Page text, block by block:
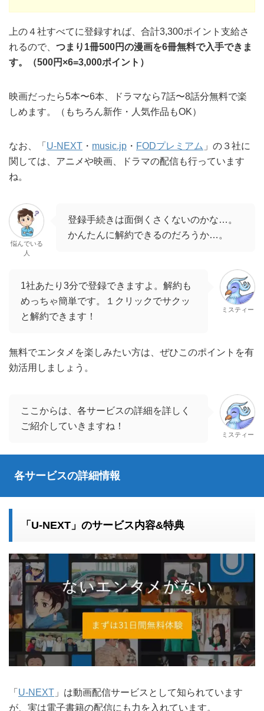
上の４社すべてに登録すれば、合計3,300ポイント支給さ
れるので、 つまり1冊500円の漫画を6冊無料で入手できま
す。（500円×6=3,000ポイント）
映画だったら5本〜6本、ドラマなら7話〜8話分無料で楽
しめます。（もちろん新作・人気作品もOK）
なお、「 U-NEXT ・ music.jp ・ FODプレミアム 」の３社に
関しては、アニメや映画、ドラマの配信も行っています
ね。
悩んでいる
人
登録手続きは面倒くさくないのかな…。
かんたんに解約できるのだろうか…。
1社あたり3分で登録できますよ。解約も
めっちゃ簡単です。１クリックでサクッ
と解約できます！
ミスティー
無料でエンタメを楽しみたい方は、ぜひこのポイントを有
効活用しましょう。
ここからは、各サービスの詳細を詳しく
ご紹介していきますね！
ミスティー
各サービスの詳細情報
「U-NEXT」のサービス内容&特典
「 U-NEXT 」は動画配信サービスとして知られています
が、実は電子書籍の配信にも力を入れています。